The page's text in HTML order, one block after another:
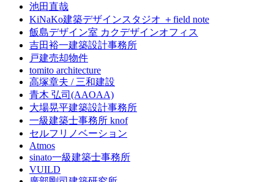
池田直哉
KiNaKo建築デザインスタジオ ＋field note
飯島デザイン室 カクデザインオフィス
吉田裕一建築設計事務所
戸建売却物件
tomito architecture
高塚章夫 / 三和建設
青木 弘司(AAOAA)
大場晃平建築設計事務所
一級建築士事務所 knof
セルフリノベーション
Atmos
sinato一級建築士事務所
VUILD